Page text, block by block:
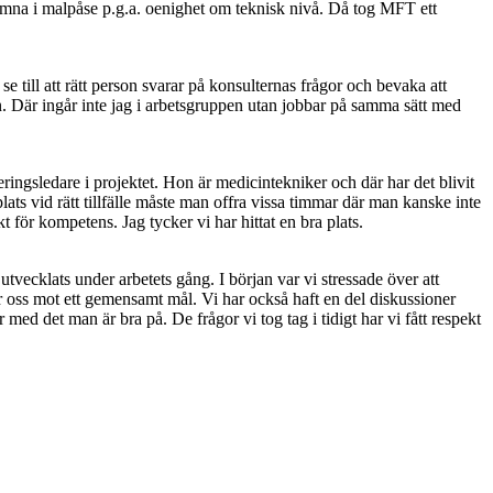
i malpåse p.g.a. oenighet om teknisk nivå. Då tog MFT ett
till att rätt person svarar på konsulternas frågor och bevaka att
ingår inte jag i arbetsgruppen utan jobbar på samma sätt med
i projektet. Hon är medicintekniker och där har det blivit
vid rätt tillfälle måste man offra vissa timmar där man kanske inte
för kompetens. Jag tycker vi har hittat en bra plats.
under arbetets gång. I början var vi stressade över att
mot ett gemensamt mål. Vi har också haft en del diskussioner
det man är bra på. De frågor vi tog tag i tidigt har vi fått respekt